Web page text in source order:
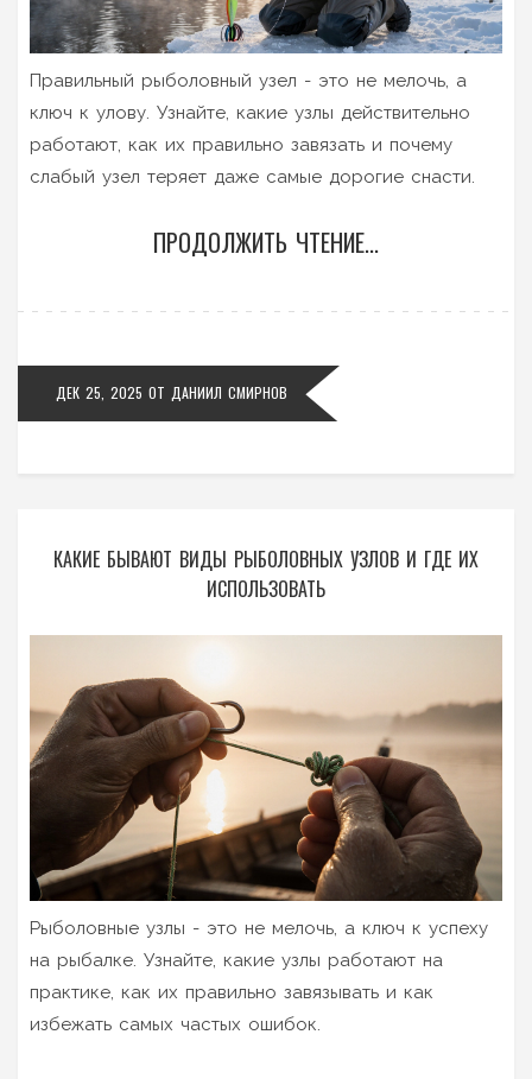
Правильный рыболовный узел - это не мелочь, а
ключ к улову. Узнайте, какие узлы действительно
работают, как их правильно завязать и почему
слабый узел теряет даже самые дорогие снасти.
ПРОДОЛЖИТЬ ЧТЕНИЕ...
ДЕК 25, 2025 ОТ ДАНИИЛ СМИРНОВ
КАКИЕ БЫВАЮТ ВИДЫ РЫБОЛОВНЫХ УЗЛОВ И ГДЕ ИХ
ИСПОЛЬЗОВАТЬ
Рыболовные узлы - это не мелочь, а ключ к успеху
на рыбалке. Узнайте, какие узлы работают на
практике, как их правильно завязывать и как
избежать самых частых ошибок.